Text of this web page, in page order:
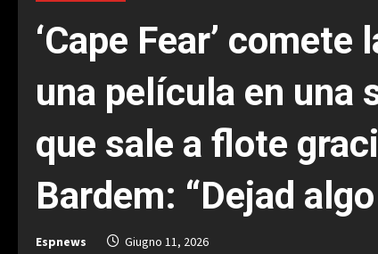
‘Cape Fear’
una película en una
que sale a flote
Bardem: “Dejad
Espnews Giugno 11, 2026